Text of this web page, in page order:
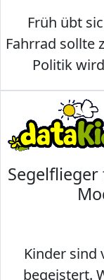
Früh übt
Fahrrad sollte
Politik
Kinder sind
begeistert.